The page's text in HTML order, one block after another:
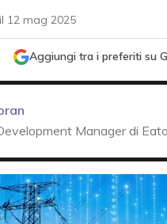
12 mag 2025
Aggiungi tra i preferiti su
Manager di